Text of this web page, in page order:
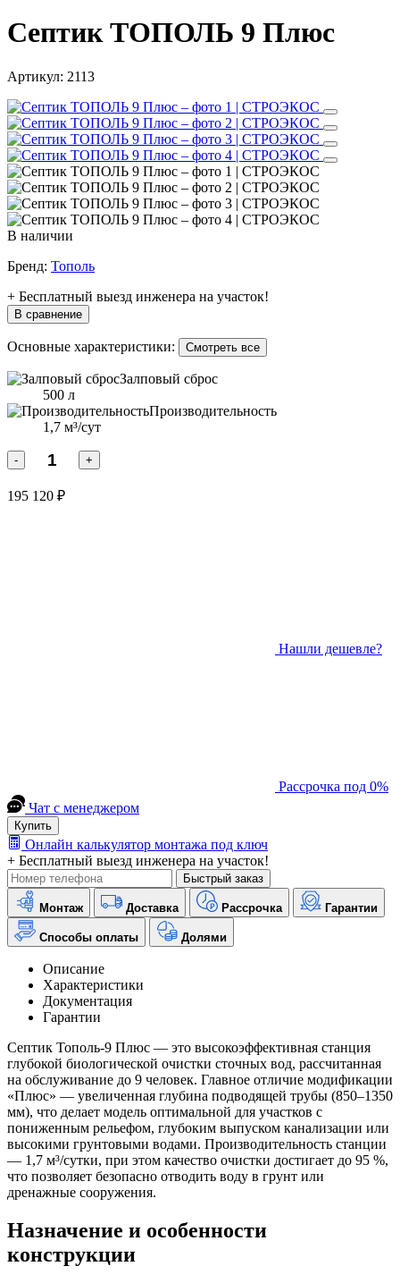
Септик ТОПОЛЬ 9 Плюс
Артикул: 2113
В наличии
Бренд: Тополь
+ Бесплатный выезд инженера на участок!
В сравнение
Основные характеристики: Смотреть все
Залповый сброс
500 л
Производительность
1,7 м³/сут
- +
195 120 ₽
Нашли дешевле?
Рассрочка под 0%
Чат с менеджером
Купить
Онлайн калькулятор монтажа под ключ
+ Бесплатный выезд инженера на участок!
Быстрый заказ
Монтаж Доставка Рассрочка Гарантии
Способы оплаты Долями
Описание
Характеристики
Документация
Гарантии
Септик Тополь-9 Плюс — это высокоэффективная станция
глубокой биологической очистки сточных вод, рассчитанная
на обслуживание до 9 человек. Главное отличие модификации
«Плюс» — увеличенная глубина подводящей трубы (850–1350
мм), что делает модель оптимальной для участков с
пониженным рельефом, глубоким выпуском канализации или
высокими грунтовыми водами. Производительность станции
— 1,7 м³/сутки, при этом качество очистки достигает до 95 %,
что позволяет безопасно отводить воду в грунт или
дренажные сооружения.
Назначение и особенности
конструкции